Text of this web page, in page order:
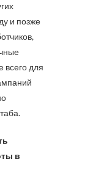
и позже
всего для
в